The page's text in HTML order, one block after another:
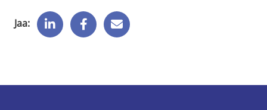
Jaa: